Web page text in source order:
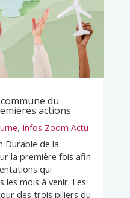
du
actions
, Infos Zoom Actu
Durable de la
la première fois afin
qui
les mois à venir. Les
des trois piliers du